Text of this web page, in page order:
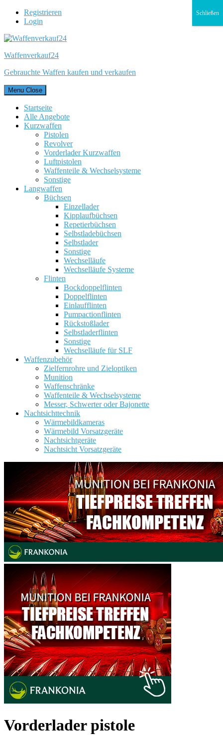
Registrieren
Login
Waffenverkauf24
Gebrauchte Waffen kaufen und verkaufen
Menu Close
Startseite
Alle Angebote
Kurzwaffen
Pistolen
Revolver
Vorderlader Kurzwaffen
Luftpistolen
Waffenteile & Wechselsysteme
Sonstige
Langwaffen
Büchsen
Einzellader
Kipplaufbüchsen
Repetierbüchsen
Selbstladebüchsen
Selbstlader
Sonstige
Wechselläufe
Wechselläufe Systeme
Flinten
Bockdoppelflinten
Doppelflinten
Einlaufflinten
Pumpactionflinten
Rückstoßlader
Selbstladerflinten
Sonstige
Wechselläufe für SLF
Waffenzubehör
Zielfernrohre und Zieloptiken
Munition
Waffenschränke
Waffenteile & Wechselsysteme
Messer, Schwerter oder Bajonette
Nachtsichttechnik
Wärmebildkameras
Wärmebild Vorsatzgeräte
Nachtsichtgeräte
Nachtsicht Vorsatzgeräte
Vorderlader pistole
Schließen